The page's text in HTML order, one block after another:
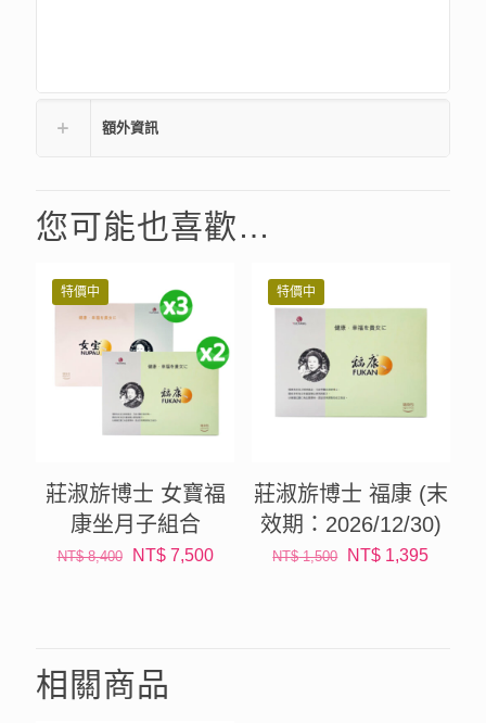
額外資訊
您可能也喜歡…
特價中
莊淑旂博士 女寶福
康坐月子組合
NT$8,400 NT$7,500
特價中
莊淑旂博士 福康 (末
效期：2026/12/30)
NT$1,500 NT$ 1,395
相關商品